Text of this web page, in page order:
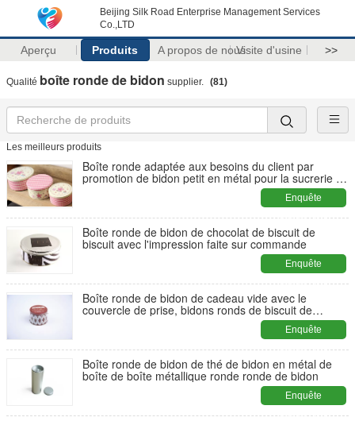
Beijing Silk Road Enterprise Management Services
Co.,LTD
Aperçu Produits A propos de nousVisite d'usine >>
Qualité boîte ronde de bidon supplier. (81)
Les meilleurs produits
Boîte ronde adaptée aux besoins du client par
promotion de bidon petit en métal pour la sucrerie et
Enquête
maintenant
Boîte ronde de bidon de chocolat de biscuit de
biscuit avec l'impression faite sur commande
Enquête
maintenant
Boîte ronde de bidon de cadeau vide avec le
couvercle de prise, bidons ronds de biscuit de
Enquête
maintenant
Boîte ronde de bidon de thé de bidon en métal de
boîte de boîte métallique ronde ronde de bidon
Enquête
maintenant